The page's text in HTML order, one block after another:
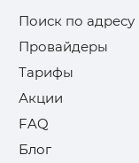
Поиск по адресу
Провайдеры
Тарифы
Акции
FAQ
Блог